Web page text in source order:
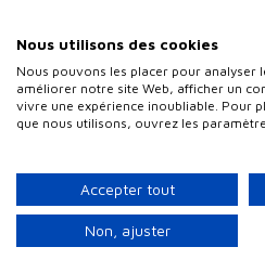
Suivez-
Politique de
Plan du
Nous utilisons des cookies
Nous pouvons les placer pour analyser
améliorer notre site Web, afficher un
vivre une expérience inoubliable. Pour
que nous utilisons, ouvrez les
Accepter tout
Non, ajuster